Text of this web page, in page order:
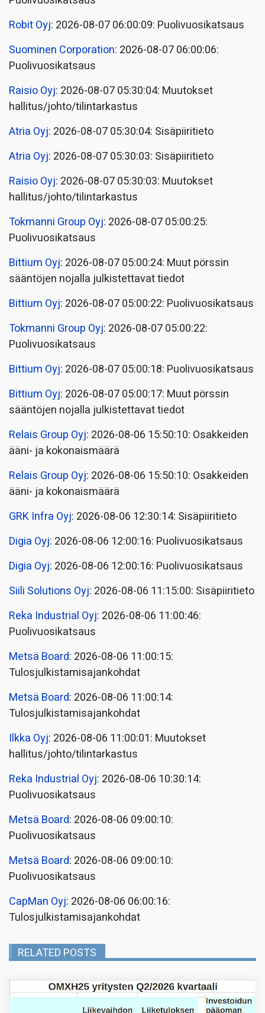
Robit Oyj: 2026-08-07 06:00:09: Puolivuosikatsaus
Suominen Corporation: 2026-08-07 06:00:06:
Puolivuosikatsaus
Raisio Oyj: 2026-08-07 05:30:04: Muutokset
hallitus/johto/tilintarkastus
Atria Oyj: 2026-08-07 05:30:04: Sisäpiiritieto
Atria Oyj: 2026-08-07 05:30:03: Sisäpiiritieto
Raisio Oyj: 2026-08-07 05:30:03: Muutokset
hallitus/johto/tilintarkastus
Tokmanni Group Oyj: 2026-08-07 05:00:25:
Puolivuosikatsaus
Bittium Oyj: 2026-08-07 05:00:24: Muut pörssin
sääntöjen nojalla julkistettavat tiedot
Bittium Oyj: 2026-08-07 05:00:22: Puolivuosikatsaus
Tokmanni Group Oyj: 2026-08-07 05:00:22:
Puolivuosikatsaus
Bittium Oyj: 2026-08-07 05:00:18: Puolivuosikatsaus
Bittium Oyj: 2026-08-07 05:00:17: Muut pörssin
sääntöjen nojalla julkistettavat tiedot
Relais Group Oyj: 2026-08-06 15:50:10: Osakkeiden
ääni- ja kokonaismäärä
Relais Group Oyj: 2026-08-06 15:50:10: Osakkeiden
ääni- ja kokonaismäärä
GRK Infra Oyj: 2026-08-06 12:30:14: Sisäpiiritieto
Digia Oyj: 2026-08-06 12:00:16: Puolivuosikatsaus
Digia Oyj: 2026-08-06 12:00:16: Puolivuosikatsaus
Siili Solutions Oyj: 2026-08-06 11:15:00: Sisäpiiritieto
Reka Industrial Oyj: 2026-08-06 11:00:46:
Puolivuosikatsaus
Metsä Board: 2026-08-06 11:00:15:
Tulosjulkistamisajankohdat
Metsä Board: 2026-08-06 11:00:14:
Tulosjulkistamisajankohdat
Ilkka Oyj: 2026-08-06 11:00:01: Muutokset
hallitus/johto/tilintarkastus
Reka Industrial Oyj: 2026-08-06 10:30:14:
Puolivuosikatsaus
Metsä Board: 2026-08-06 09:00:10:
Puolivuosikatsaus
Metsä Board: 2026-08-06 09:00:10:
Puolivuosikatsaus
CapMan Oyj: 2026-08-06 06:00:16:
Tulosjulkistamisajankohdat
RELATED POSTS